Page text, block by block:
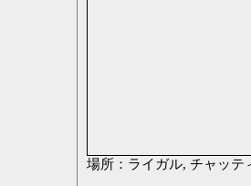
場所：ライガル, チャッテ